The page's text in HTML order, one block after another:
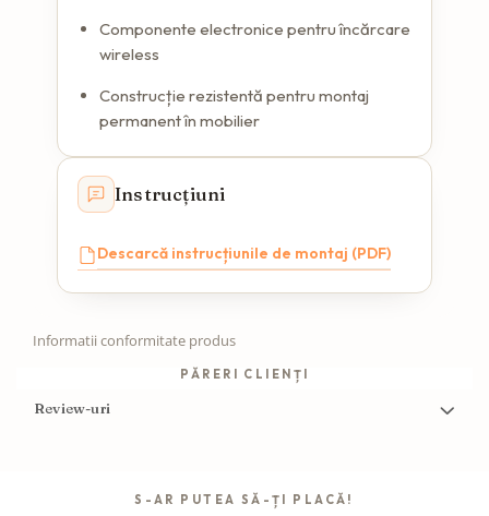
Componente electronice pentru încărcare
wireless
Construcție rezistentă pentru montaj
permanent în mobilier
Instrucțiuni
Descarcă instrucțiunile de montaj (PDF)
Informatii conformitate produs
PĂRERI CLIENȚI
Review-uri
S-AR PUTEA SĂ-ȚI PLACĂ!